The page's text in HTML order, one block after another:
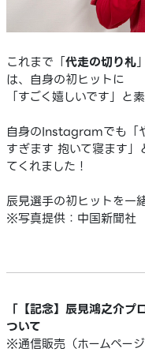
これまで「代走の切り札
は、自身の初ヒットに
「すごく嬉しいです」と
自身のInstagramでも「
すぎます 抱いて寝ます
てくれました！
辰見選手の初ヒットを一
※写真提供：中国新聞社
「【記念】辰見鴻之介
ついて
※通信販売（ホームペー